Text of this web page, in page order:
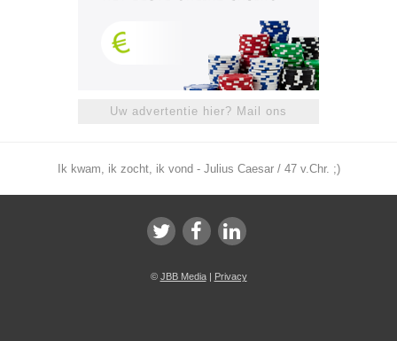
Uw advertentie hier? Mail ons
Ik kwam, ik zocht, ik vond - Julius Caesar / 47 v.Chr. ;)
© JBB Media| Privacy